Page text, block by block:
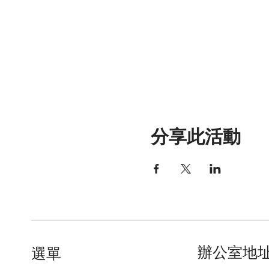
分享此活動
​選單 辦公室地